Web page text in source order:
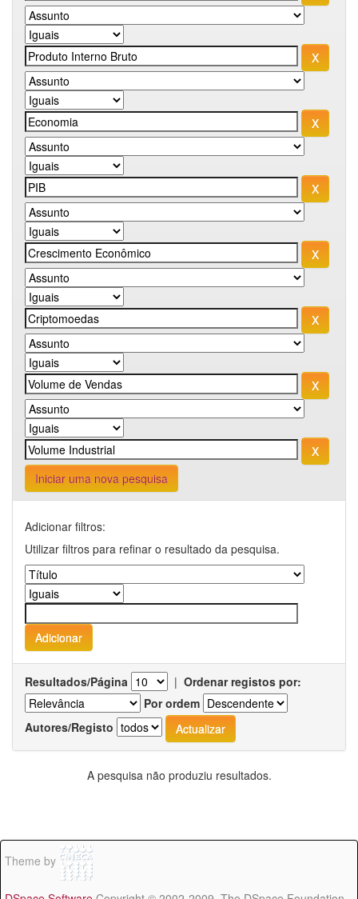
Iniciar uma nova pesquisa
Adicionar filtros:
Utilizar filtros para refinar o resultado da pesquisa.
Resultados/Página | Ordenar registos por:
Por ordem
Autores/Registo
A pesquisa não produziu resultados.
Theme by